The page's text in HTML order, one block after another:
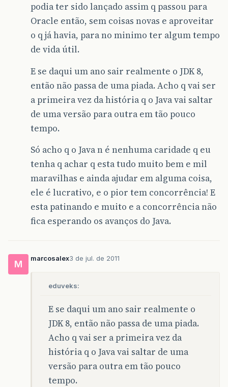
podia ter sido lançado assim q passou para
Oracle então, sem coisas novas e aproveitar
o q já havia, para no minimo ter algum tempo
de vida útil.
E se daqui um ano sair realmente o JDK 8,
então não passa de uma piada. Acho q vai ser
a primeira vez da história q o Java vai saltar
de uma versão para outra em tão pouco
tempo.
Só acho q o Java n é nenhuma caridade q eu
tenha q achar q esta tudo muito bem e mil
maravilhas e ainda ajudar em alguma coisa,
ele é lucrativo, e o pior tem concorrência! E
esta patinando e muito e a concorrência não
fica esperando os avanços do Java.
M
marcosalex3 de jul. de 2011
eduveks:
E se daqui um ano sair realmente o
JDK 8, então não passa de uma piada.
Acho q vai ser a primeira vez da
história q o Java vai saltar de uma
versão para outra em tão pouco
tempo.